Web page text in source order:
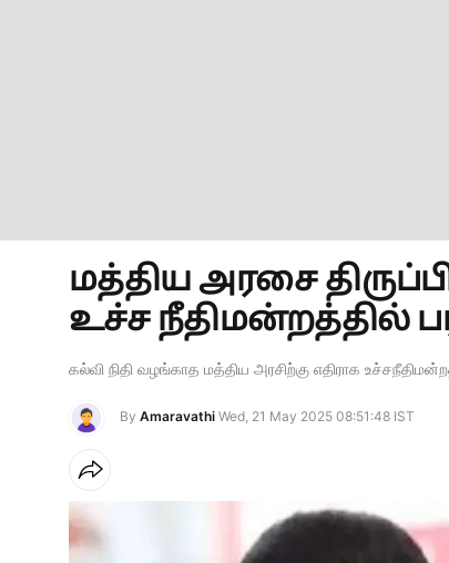
மத்திய அரசை
உச்ச நீதிமன்றத்தில்
கல்வி நிதி வழங்காத மத்திய அரசிற்கு எதிராக
By Amaravathi Wed, 21 May 2025 08:51:48 IST